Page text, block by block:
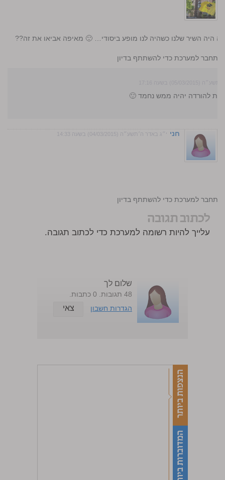
היה השיר שלנו כשהיה לנו מופע ביסודי… 🙂 מאיפה אביאו את זה??
התחבר למערכת כדי להשתתף בדיון
להורדה יהיה ממש נחמד 🙂
חני י״ג באדר ה׳תשע״ה (04/03/2015) בשעה 14:33
התחבר למערכת כדי להשתתף בדיון
לכתוב תגובה
עלייך להיות רשומה למערכת כדי לכתוב תגובה.
שלום לך
48 תגובות. 0 כתבות.
הגדרות חשבון
צאי